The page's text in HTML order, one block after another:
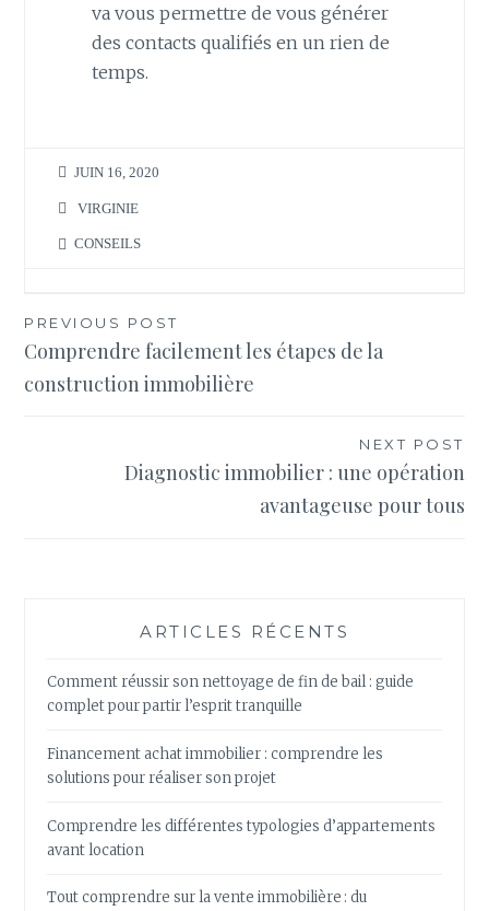
va vous permettre de vous générer
des contacts qualifiés en un rien de
temps.
JUIN 16, 2020
VIRGINIE
CONSEILS
Navigation
de
PREVIOUS POST
Comprendre facilement les étapes de la
construction immobilière
NEXT POST
Diagnostic immobilier : une opération
avantageuse pour tous
ARTICLES RÉCENTS
Comment réussir son nettoyage de fin de bail : guide
complet pour partir l’esprit tranquille
Financement achat immobilier : comprendre les
solutions pour réaliser son projet
Comprendre les différentes typologies d’appartements
avant location
Tout comprendre sur la vente immobilière : du